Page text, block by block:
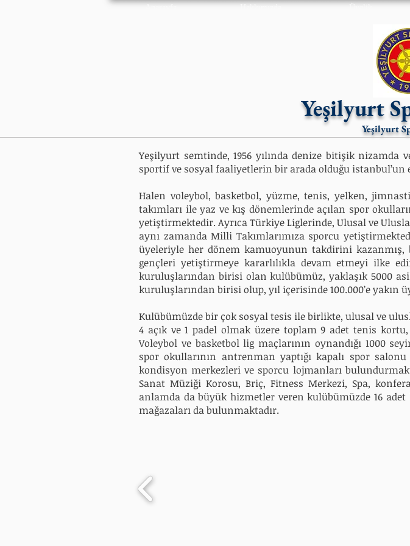
Yeşilyurt
Yeşilyurt
Yeşilyurt semtinde, 1956 yılında denize bitişik nizamda
sportif ve sosyal faaliyetlerin bir arada olduğu istanbul’un
Halen voleybol, basketbol, yüzme, tenis, yelken,
takımları ile yaz ve kış dönemlerinde açılan spor
yetiştirmektedir. Ayrıca Türkiye Liglerinde, Ulusal ve
aynı zamanda Milli Takımlarımıza sporcu
üyeleriyle her dönem kamuoyunun takdirini
gençleri yetiştirmeye kararlılıkla devam etmeyi ilke
kuruluşlarından birisi olan kulübümüz,yaklaşık 5000
kuruluşlarından birisi olup, yıl içerisinde 100.000’e yakın
Kulübümüzde bir çok sosyal tesis ile birlikte, ulusal ve
4 açık ve 1 padel olmak üzere toplam 9 adet tenis
Voleybol ve basketbol lig maçlarının oynandığı 1000
sporokullarının antrenman yaptığı kapalı spor
kondisyon merkezleri ve sporcu lojmanları
Sanat Müziği Korosu, Briç, Fitness Merkezi, Spa,
anlamda da büyük hizmetler veren kulübümüzde 16
mağazaları da bulunmaktadır.